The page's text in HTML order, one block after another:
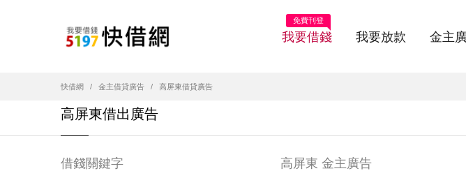
我要借錢
免費刊登
我要放款 金主
快借網 金主借貸廣告 高屏東借貸廣告
高屏東借出廣告
高屏東 金主廣告
借錢關鍵字